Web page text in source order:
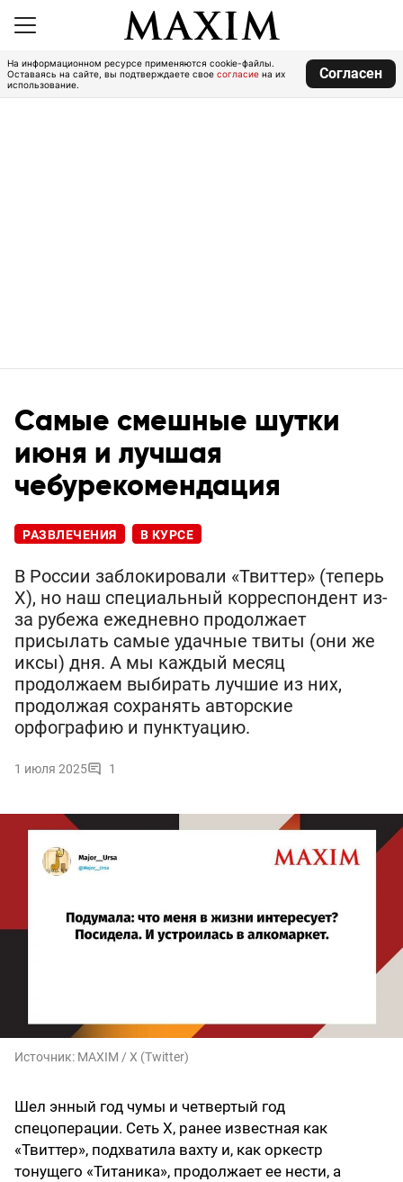
На информационном ресурсе применяются cookie-файлы.
Оставаясь на сайте, вы подтверждаете свое согласие на их
использование.
Согласен
Самые смешные шутки
июня и лучшая
чебурекомендация
РАЗВЛЕЧЕНИЯ В КУРСЕ
В России заблокировали «Твиттер» (теперь
Х), но наш специальный корреспондент из-
за рубежа ежедневно продолжает
присылать самые удачные твиты (они же
иксы) дня. А мы каждый месяц
продолжаем выбирать лучшие из них,
продолжая сохранять авторские
орфографию и пунктуацию.
1 июля 2025 1
Источник: MAXIM / X (Twitter)
Шел энный год чумы и четвертый год
спецоперации. Сеть X, ранее известная как
«Твиттер», подхватила вахту и, как оркестр
тонущего «Титаника», продолжает ее нести, а